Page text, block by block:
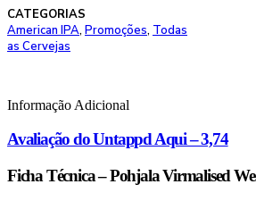
CATEGORIAS
American IPA, Promoções, Todas
as Cervejas
Informação Adicional
Avaliação do Untappd Aqui – 3,74
Ficha Técnica – Pohjala Virmalised